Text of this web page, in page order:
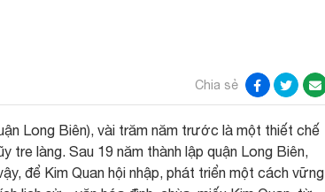
Chia sẻ
Long Biên), vài trăm năm trước là một thiết chế
tre làng. Sau 19 năm thành lập quận Long Biên,
để Kim Quan hội nhập, phát triển một cách vững